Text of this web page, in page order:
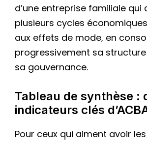
d’une entreprise familiale qui
plusieurs cycles
aux effets de mode, en
progressivement sa
sa gouvernance.
Tableau de synthèse :
indicateurs clés
Pour ceux qui aiment avoir